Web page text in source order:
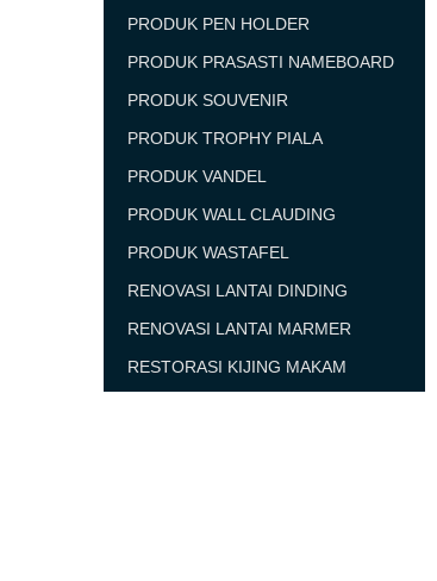
PRODUK PEN HOLDER
PRODUK PRASASTI NAMEBOARD
PRODUK SOUVENIR
PRODUK TROPHY PIALA
PRODUK VANDEL
PRODUK WALL CLAUDING
PRODUK WASTAFEL
RENOVASI LANTAI DINDING
RENOVASI LANTAI MARMER
RESTORASI KIJING MAKAM